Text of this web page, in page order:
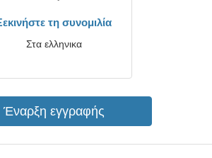
τη συνομιλία
Στα ελληνικα
Έναρξη εγγραφής